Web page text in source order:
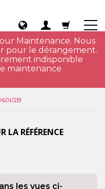
Maintenance. Nous
pour le dérangement.
indisponible
maintenance
2B
LA RÉFÉRENCE
les vues ci-